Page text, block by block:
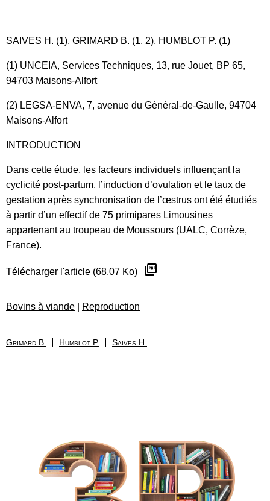
SAIVES H. (1), GRIMARD B. (1, 2), HUMBLOT P. (1)
(1) UNCEIA, Services Techniques, 13, rue Jouet, BP 65,
94703 Maisons-Alfort
(2) LEGSA-ENVA, 7, avenue du Général-de-Gaulle, 94704
Maisons-Alfort
INTRODUCTION
Dans cette étude, les facteurs individuels influençant la
cyclicité post-partum, l’induction d’ovulation et le taux de
gestation après synchronisation de l’œstrus ont été étudiés
à partir d’un effectif de 75 primipares Limousines
appartenant au troupeau de Moussours (UALC, Corrèze,
France).
Télécharger l'article (68.07 Ko)
Bovins à viande Reproduction
Grimard B. Humblot P. Saives H.